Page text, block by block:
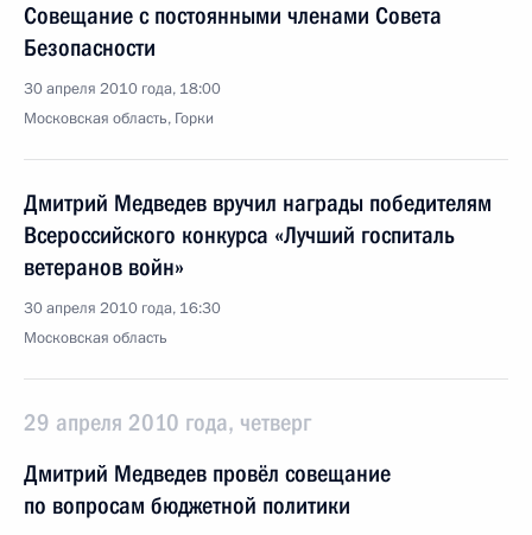
Совещание с постоянными членами Совета
Безопасности
30 апреля 2010 года, 18:00
Московская область, Горки
Дмитрий Медведев вручил награды победителям
Всероссийского конкурса «Лучший госпиталь
ветеранов войн»
30 апреля 2010 года, 16:30
Московская область
29 апреля 2010 года, четверг
Дмитрий Медведев провёл совещание
по вопросам бюджетной политики